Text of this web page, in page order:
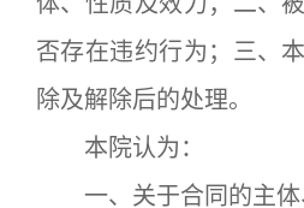
否存在违约行为；三、
除及解除后的处理。
本院认为：
一、关于合同的主体